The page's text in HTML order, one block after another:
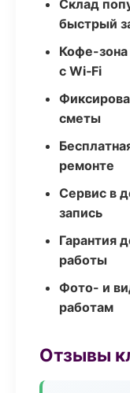
Склад
быстрый
Кофе-
с Wi‑Fi
сметы
ремонте
Сервис в
запись
Гарантия
работы
Фото- и
работам
Отзывы